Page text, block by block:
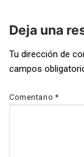
de
entradas
Deja una
Tu dirección de
campos
Comentario*